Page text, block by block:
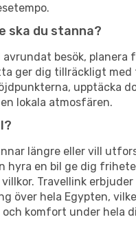
ska du stanna?
avrundat besök, planera
ger dig tillräckligt
upptäcka
lokala atmosfären.
längre eller vill
hyra en bil ge dig
Travellink
över hela Egypten,
komfort under hela